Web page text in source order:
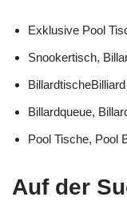
Exklusive Pool
Snookertisch,
Billardqueue,
Pool Tische, Pool
Auf der